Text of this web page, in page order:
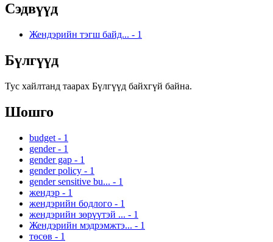
Сэдвүүд
Жендэрийн тэгш байд... - 1
Бүлгүүд
Тус хайлтанд таарах Бүлгүүд байхгүй байна.
Шошго
budget - 1
gender - 1
gender gap - 1
gender policy - 1
gender sensitive bu... - 1
жендэр - 1
жендэрийн бодлого - 1
жендэрийн зөрүүтэй ... - 1
Жендэрийн мэдрэмжтэ... - 1
төсөв - 1